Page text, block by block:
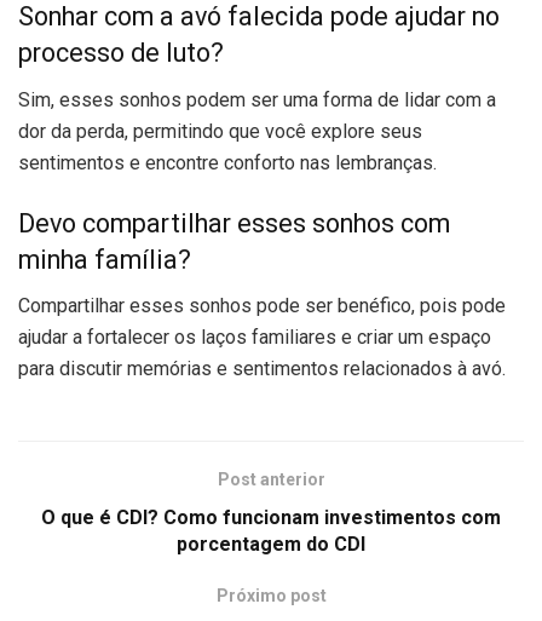
Sonhar com a avó falecida pode ajudar no
processo de luto?
Sim, esses sonhos podem ser uma forma de lidar com a
dor da perda, permitindo que você explore seus
sentimentos e encontre conforto nas lembranças.
Devo compartilhar esses sonhos com
minha família?
Compartilhar esses sonhos pode ser benéfico, pois pode
ajudar a fortalecer os laços familiares e criar um espaço
para discutir memórias e sentimentos relacionados à avó.
Post anterior
O que é CDI? Como funcionam investimentos com
porcentagem do CDI
Próximo post